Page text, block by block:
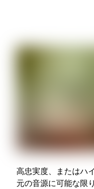
高忠実度、またはハ
元の音源に可能な限